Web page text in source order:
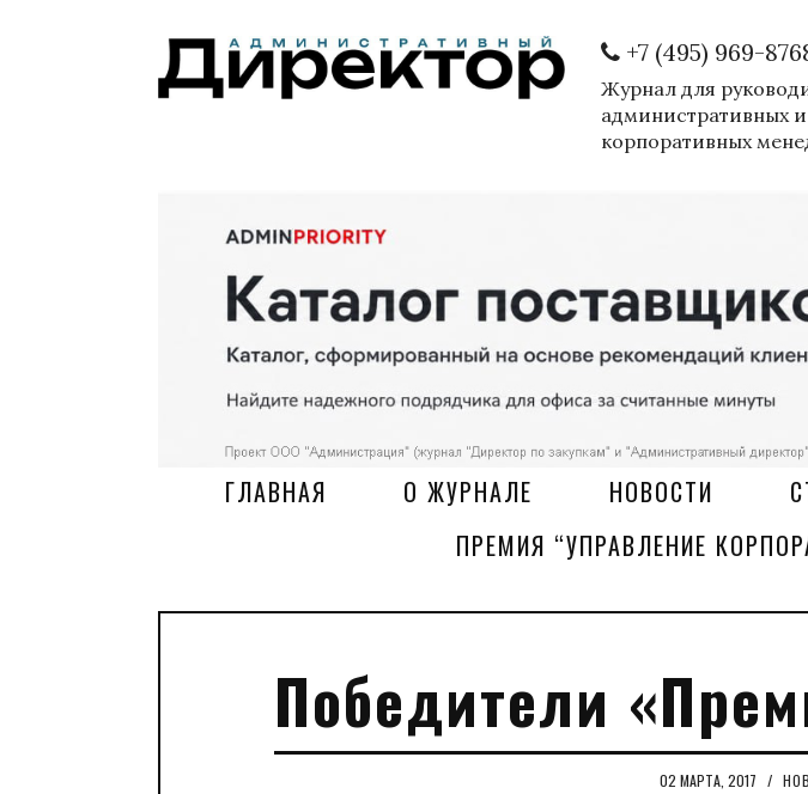
+7 (495) 969-
Журнал для
административных
корпоративных
ГЛАВНАЯ О ЖУРНАЛЕ НОВОСТИ
ПРЕМИЯ “УПРАВЛЕНИЕ
Победители
02 МАРТА, 2017 /